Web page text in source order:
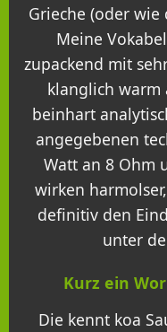
Grieche (oder wie
Meine
zupackend mit
klanglich
beinhart
angegebenen
Watt an 8 Ohm
wirken
definitiv den
unter
Kurz ein
Die kennt koa